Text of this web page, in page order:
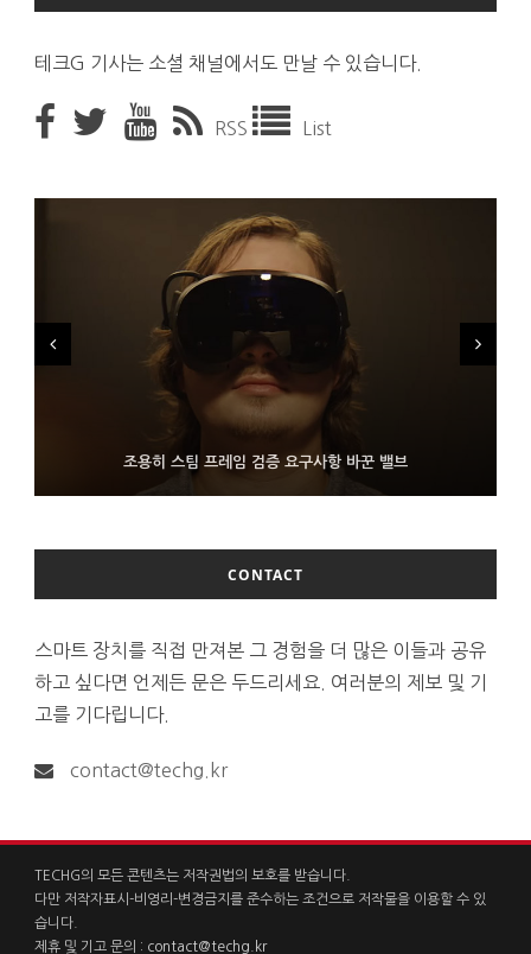
테크G 기사는 소셜 채널에서도 만날 수 있습니다.
RSS List
조용히 스팀 프레임 검증 요구사항 바꾼 밸브
9월 4일부터 서비스 접는 안드로이드 장치용 구글 어시스턴트
FMS 2026서 차세대 3D 메모리 ZHBM·ZNAND-O 모형 처음 선
보인 삼성전자
CONTACT
스마트 장치를 직접 만져본 그 경험을 더 많은 이들과 공유
하고 싶다면 언제든 문은 두드리세요. 여러분의 제보 및 기
고를 기다립니다.
contact@techg.kr
TECHG의 모든 콘텐츠는 저작권법의 보호를 받습니다.
다만 저작자표시-비영리-변경금지를 준수하는 조건으로 저작물을 이용할 수 있
습니다.
제휴 및 기고 문의 : contact@techg.kr